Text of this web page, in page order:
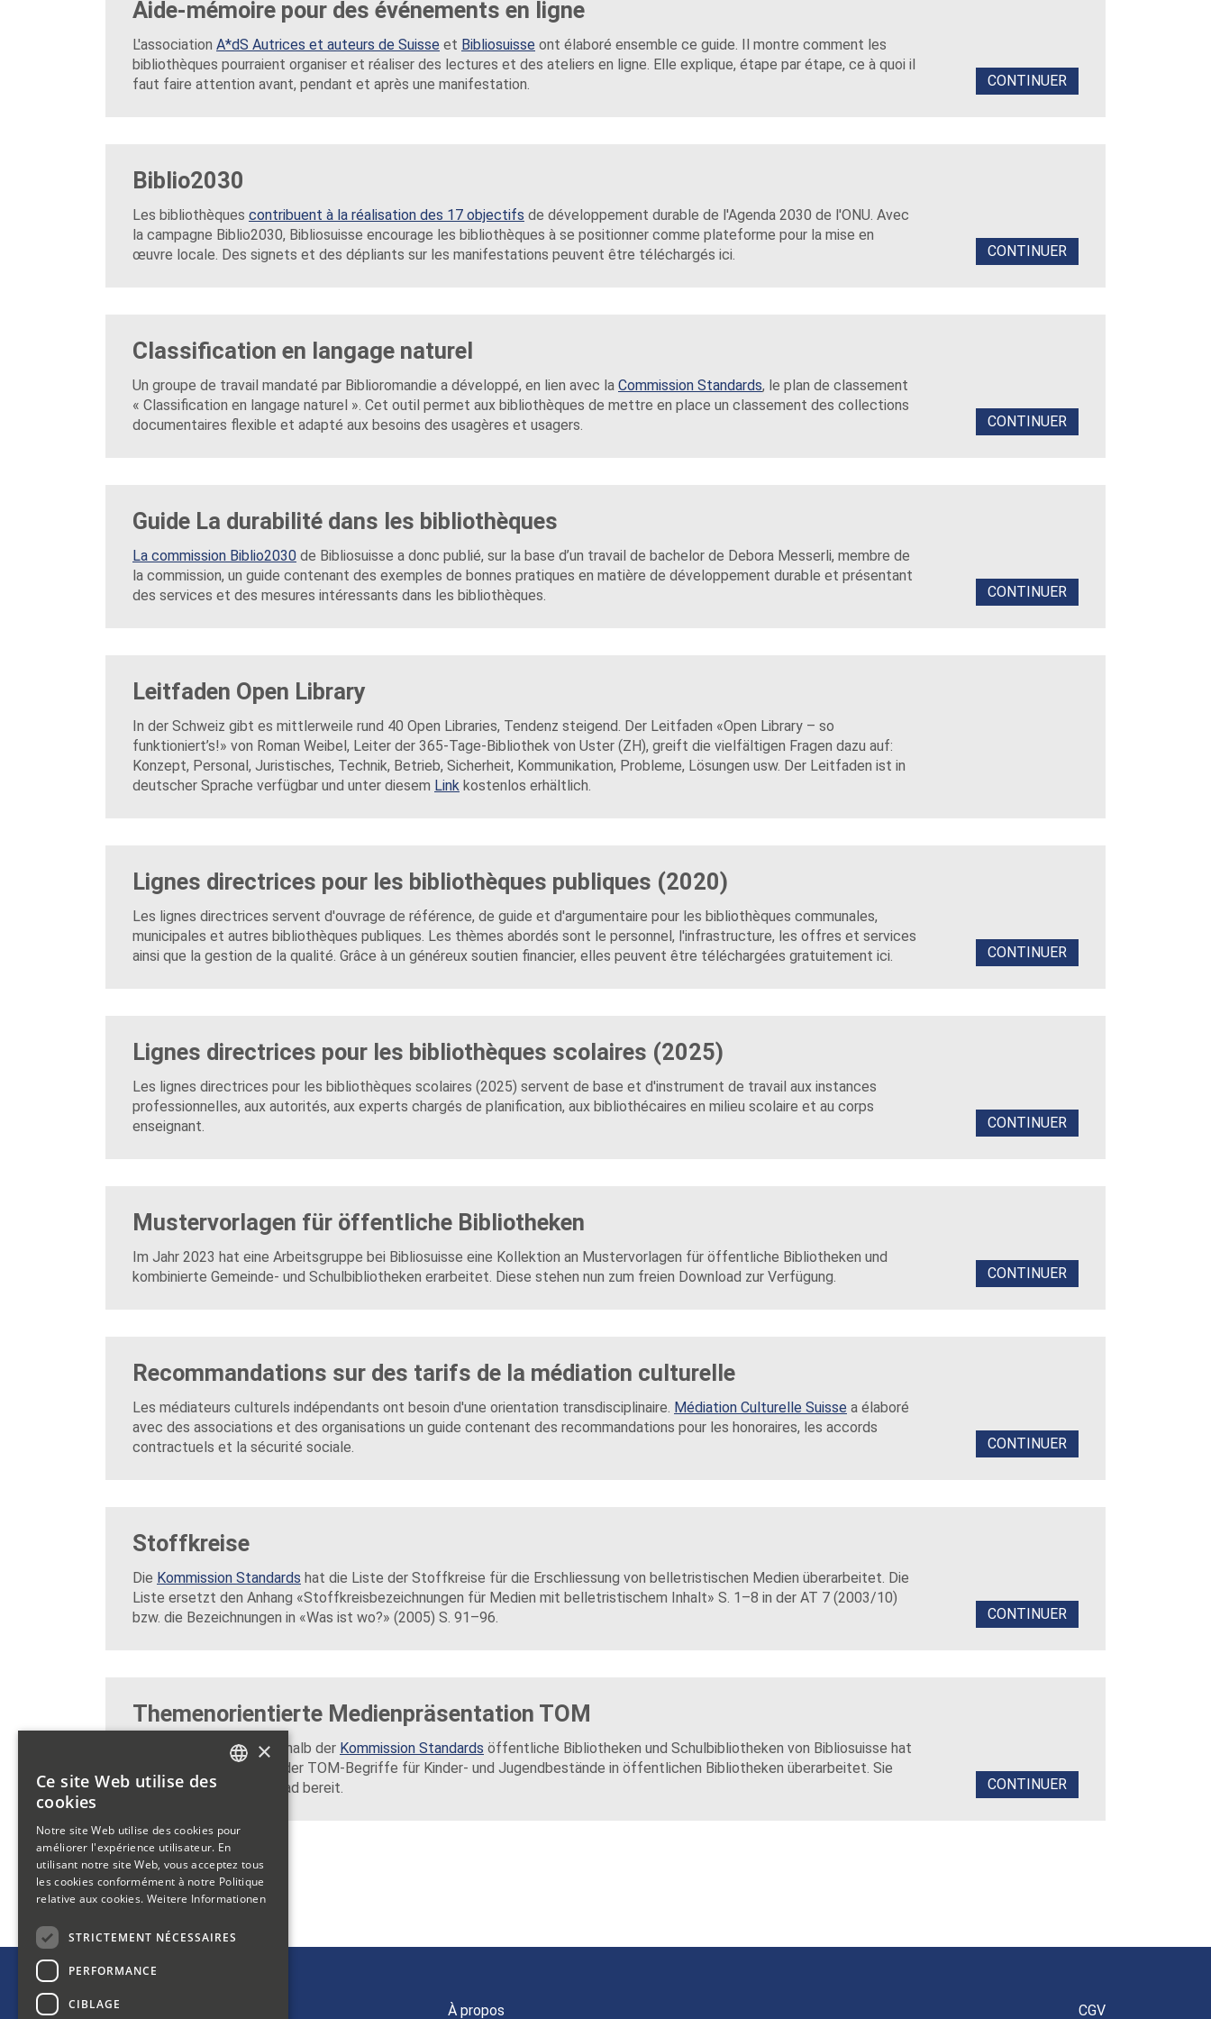
Aide-mémoire pour des événements en ligne
L'association A*dS Autrices et auteurs de Suisse et Bibliosuisse ont élaboré ensemble ce guide. Il montre comment les
bibliothèques pourraient organiser et réaliser des lectures et des ateliers en ligne. Elle explique, étape par étape, ce à quoi il
faut faire attention avant, pendant et après une manifestation.
CONTINUER
Biblio2030
Les bibliothèques contribuent à la réalisation des 17 objectifs de développement durable de l'Agenda 2030 de l'ONU. Avec
la campagne Biblio2030, Bibliosuisse encourage les bibliothèques à se positionner comme plateforme pour la mise en
œuvre locale. Des signets et des dépliants sur les manifestations peuvent être téléchargés ici.
CONTINUER
Classification en langage naturel
Un groupe de travail mandaté par Biblioromandie a développé, en lien avec la Commission Standards, le plan de classement
« Classification en langage naturel ». Cet outil permet aux bibliothèques de mettre en place un classement des collections
documentaires flexible et adapté aux besoins des usagères et usagers.
CONTINUER
Guide La durabilité dans les bibliothèques
La commission Biblio2030 de Bibliosuisse a donc publié, sur la base d’un travail de bachelor de Debora Messerli, membre de
la commission, un guide contenant des exemples de bonnes pratiques en matière de développement durable et présentant
des services et des mesures intéressants dans les bibliothèques.
CONTINUER
Leitfaden Open Library
In der Schweiz gibt es mittlerweile rund 40 Open Libraries, Tendenz steigend. Der Leitfaden «Open Library – so
funktioniert’s!» von Roman Weibel, Leiter der 365-Tage-Bibliothek von Uster (ZH), greift die vielfältigen Fragen dazu auf:
Konzept, Personal, Juristisches, Technik, Betrieb, Sicherheit, Kommunikation, Probleme, Lösungen usw. Der Leitfaden ist in
deutscher Sprache verfügbar und unter diesem Link kostenlos erhältlich.
Lignes directrices pour les bibliothèques publiques (2020)
Les lignes directrices servent d'ouvrage de référence, de guide et d'argumentaire pour les bibliothèques communales,
municipales et autres bibliothèques publiques. Les thèmes abordés sont le personnel, l'infrastructure, les offres et services
ainsi que la gestion de la qualité. Grâce à un généreux soutien financier, elles peuvent être téléchargées gratuitement ici.
CONTINUER
Lignes directrices pour les bibliothèques scolaires (2025)
Les lignes directrices pour les bibliothèques scolaires (2025) servent de base et d'instrument de travail aux instances
professionnelles, aux autorités, aux experts chargés de planification, aux bibliothécaires en milieu scolaire et au corps
enseignant.
CONTINUER
Mustervorlagen für öffentliche Bibliotheken
Im Jahr 2023 hat eine Arbeitsgruppe bei Bibliosuisse eine Kollektion an Mustervorlagen für öffentliche Bibliotheken und
kombinierte Gemeinde- und Schulbibliotheken erarbeitet. Diese stehen nun zum freien Download zur Verfügung.
CONTINUER
Recommandations sur des tarifs de la médiation culturelle
Les médiateurs culturels indépendants ont besoin d'une orientation transdisciplinaire. Médiation Culturelle Suisse a élaboré
avec des associations et des organisations un guide contenant des recommandations pour les honoraires, les accords
contractuels et la sécurité sociale.
CONTINUER
Stoffkreise
Die Kommission Standards hat die Liste der Stoffkreise für die Erschliessung von belletristischen Medien überarbeitet. Die
Liste ersetzt den Anhang «Stoffkreisbezeichnungen für Medien mit belletristischem Inhalt» S. 1–8 in der AT 7 (2003/10)
bzw. die Bezeichnungen in «Was ist wo?» (2005) S. 91–96.
CONTINUER
Themenorientierte Medienpräsentation TOM
Eine Arbeitsgruppe innerhalb der Kommission Standards öffentliche Bibliotheken und Schulbibliotheken von Bibliosuisse hat
im Jahr 2023 die Listen der TOM-Begriffe für Kinder- und Jugendbestände in öffentlichen Bibliotheken überarbeitet. Sie
stehen hier zum Download bereit.
CONTINUER
Bibliosuisse À propos CGV
×
Ce site Web utilise des
cookies
Notre site Web utilise des cookies pour
améliorer l'expérience utilisateur. En
utilisant notre site Web, vous acceptez tous
les cookies conformément à notre Politique
relative aux cookies. Weitere Informationen
STRICTEMENT NÉCESSAIRES
PERFORMANCE
CIBLAGE